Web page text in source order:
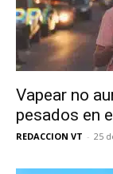
recibe
Vapear no
pesados en
REDACCION VT - 25